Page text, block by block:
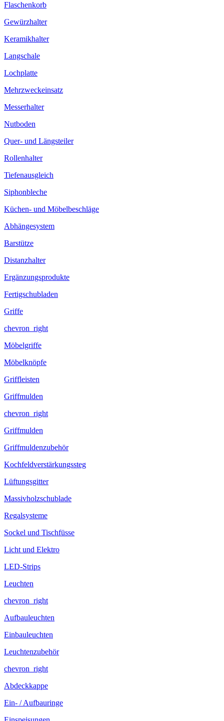
Flaschenkorb
Gewürzhalter
Keramikhalter
Langschale
Lochplatte
Mehrzweckeinsatz
Messerhalter
Nutboden
Quer- und Längsteiler
Rollenhalter
Tiefenausgleich
Siphonbleche
Küchen- und Möbelbeschläge
Abhängesystem
Barstütze
Distanzhalter
Ergänzungsprodukte
Fertigschubladen
Griffe
chevron_right
Möbelgriffe
Möbelknöpfe
Griffleisten
Griffmulden
chevron_right
Griffmulden
Griffmuldenzubehör
Kochfeldverstärkungssteg
Lüftungsgitter
Massivholzschublade
Regalsysteme
Sockel und Tischfüsse
Licht und Elektro
LED-Strips
Leuchten
chevron_right
Aufbauleuchten
Einbauleuchten
Leuchtenzubehör
chevron_right
Abdeckkappe
Ein- / Aufbauringe